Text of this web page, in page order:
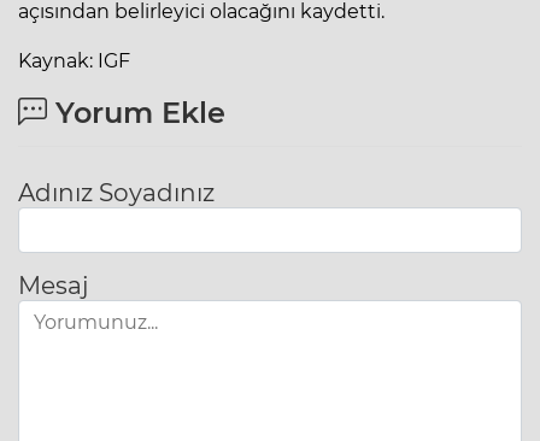
açısından belirleyici olacağını kaydetti.
Kaynak: IGF
Yorum Ekle
Adınız Soyadınız
Mesaj